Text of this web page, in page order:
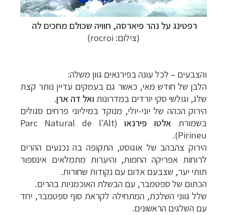
רפטינג על נהר פיארסה, חוויה שכולם מחכים לה
(צילום: rocroi)
והצבעים – לכל עונה בפירנאים גוון משלה:
הלבן של חודש מאי, כאשר גם בעמקים עדיין נותר קצת
שלג, וגולשי סקי יורדים במדרונות ואל דה ארן.
הירוק הכהה של יוני-יולי, מנוקד במיליוני פרחים סגולים
בשמורת אלטו פירנאו(
Parc Natural de l'Alt
Pirineu
).
הירוק צהבהב של אוגוסט, התקופה בה נכנעים ההרים
לרוחות אפריקה החמות, והיערות מתמלאים אינספור
תותי יער, שצבעם אדום עם נקודות שחורות.
הכתום של ספטמבר, עם הבשלת האוכמניות בהרים.
שלל גווני השלכת, המתחילה לקראת סוף ספטמבר, יחד
עם השלגים הראשונים.